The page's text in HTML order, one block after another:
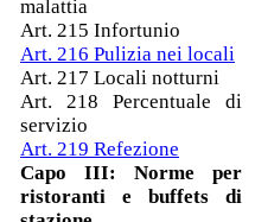
malattia
Art. 215 Infortunio
Art. 216 Pulizia nei locali
Art. 217 Locali notturni
Art. 218 Percentuale di
servizio
Art. 219 Refezione
Capo III: Norme per
ristoranti e buffets di